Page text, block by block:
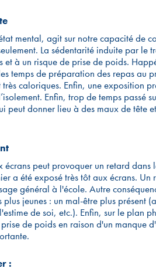
mental, agit sur notre capacité de
La sédentarité induite par le
et à un risque de prise de poids.
temps de préparation des repas au
caloriques. Enfin, une exposition
Enfin, trop de temps passé
peut donner lieu à des maux de tête
écrans peut provoquer un retard dans
a été exposé très tôt aux écrans. Un
général à l'école. Autre
jeunes : un mal-être plus présent
de soi, etc.). Enfin, sur le plan
de poids en raison d'un manque
: